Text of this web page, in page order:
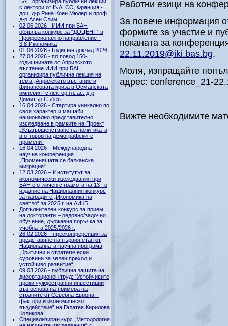
с лектори от INALCO, Франция -
доц. д-р Рина Коен Мюлер и проф.
д-р Асен Слим
02.06.2026 - ИИИ при БАН
обявява конкурс за “ДОЦЕНТ” в
Професионално направление –
3.8 Икономика
01.06.2026 - Годишен доклад 2026
27.04.2026 - по повод 150-
годишнината от Априлското
въстание ИИИ при БАН
организира публична лекция на
тема „Априлското въстание и
финансовата криза в Османската
империя“ с лектор гл. ас. д-р
Димитър Събев
16.04.2026 - Стартира уникално по
своя характер и мащаби
национално представително
изследване в рамките на Проект
„Усъвършенстване на политиката
в отговор на демографските
промени“
16.04.2026 – Международна
научна конференция
„Променящата се балканска
миграция“
12.03.2026 – Институтът за
икономически изследвания при
БАН е отличен с грамота на 13-то
издание на Националния конкурс
за наградите „Икономика на
светло“ за 2025 г. на АИКБ
Допълнителен конкурс за прием
на докторанти – редовно/задочно
обучение, държавна поръчка за
учебната 2025/2026 г.
26.02.2026 – пресконференция за
представяне на първия етап от
Националната научна програма
„Критични и стратегически
суровини за зелен преход и
устойчиво развитие“
09.03.2026 - публична защита на
дисертационен труд: “Устойчивите
преки чуждестранни инвестиции
въз основа на примера на
страните от Северна Европа –
фактори и икономическо
въздействие” на Галатея Кирилова
Коликова
Специализиран курс „Методология
Работни езици на
За повече информация
формите за участие и
поканата за
22.11.2019@iki.bas.bg.
Моля, изпращайте
адрес: conference_21-
Вижте необходимите